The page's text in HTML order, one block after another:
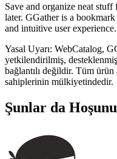
Save and organize neat
later. GGather is a
and intuitive user experience.
Yasal Uyarı: WebCatalog,
yetkilendirilmiş,
bağlantılı değildir. Tüm
sahiplerinin mülkiyetindedir.
Şunlar da